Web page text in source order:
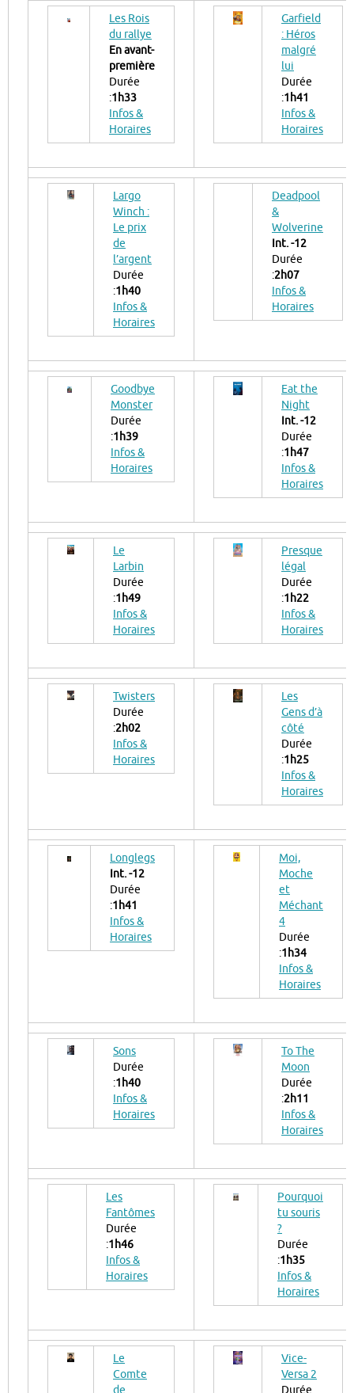
Les Rois
du rallye
En avant-
première
Durée
:1h33
Infos &
Horaires
Garfield
: Héros
malgré
lui
Durée
:1h41
Infos &
Horaires
Largo
Winch :
Le prix
de
l’argent
Durée
:1h40
Infos &
Horaires
Deadpool
&
Wolverine
Int. -12
Durée
:2h07
Infos &
Horaires
Goodbye
Monster
Durée
:1h39
Infos &
Horaires
Eat the
Night
Int. -12
Durée
:1h47
Infos &
Horaires
Le
Larbin
Durée
:1h49
Infos &
Horaires
Presque
légal
Durée
:1h22
Infos &
Horaires
Twisters
Durée
:2h02
Infos &
Horaires
Les
Gens d’à
côté
Durée
:1h25
Infos &
Horaires
Longlegs
Int. -12
Durée
:1h41
Infos &
Horaires
Moi,
Moche
et
Méchant
4
Durée
:1h34
Infos &
Horaires
Sons
Durée
:1h40
Infos &
Horaires
To The
Moon
Durée
:2h11
Infos &
Horaires
Les
Fantômes
Durée
:1h46
Infos &
Horaires
Pourquoi
tu souris
?
Durée
:1h35
Infos &
Horaires
Le
Comte
Vice-
Versa 2